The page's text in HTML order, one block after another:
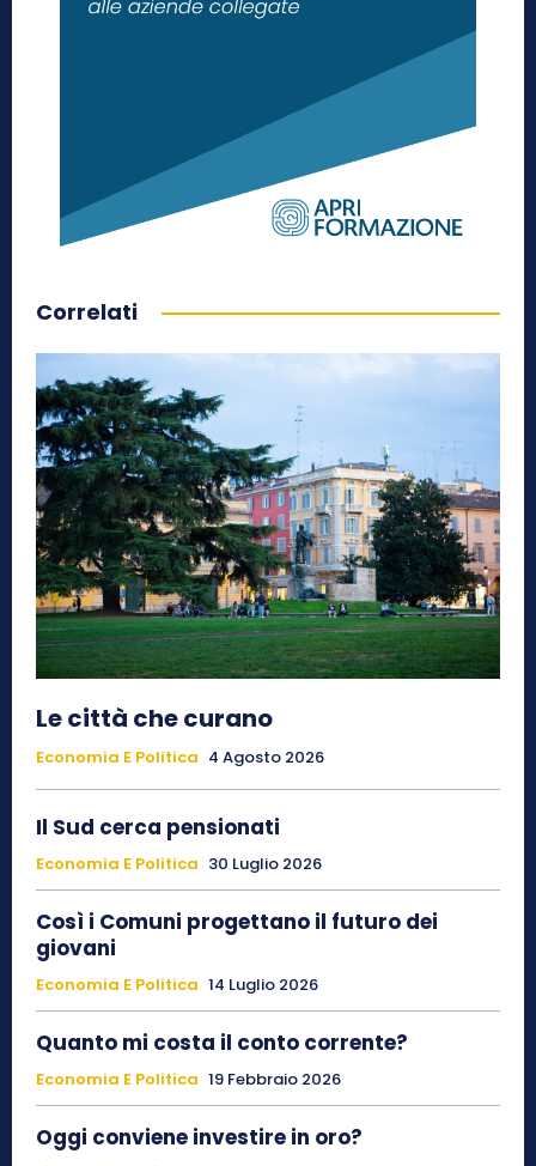
Correlati
Le città che curano
Economia E Politica 4 Agosto 2026
Il Sud cerca pensionati
Economia E Politica 30 Luglio 2026
Così i Comuni progettano il futuro dei
giovani
Economia E Politica 14 Luglio 2026
Quanto mi costa il conto corrente?
Economia E Politica 19 Febbraio 2026
Oggi conviene investire in oro?